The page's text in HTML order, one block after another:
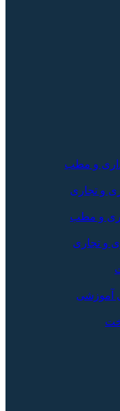
و مطب
و تجاری
و مطب
و تجاری
آموزشی